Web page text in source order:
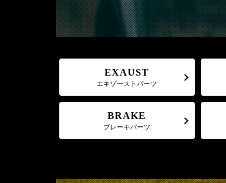
EXAUST
エキゾーストパーツ
BRAKE
ブレーキパーツ